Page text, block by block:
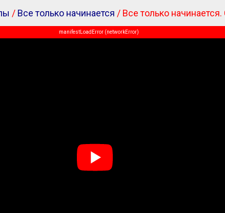
/ Все только начинается / Все только
manifestLoadError (networkError)